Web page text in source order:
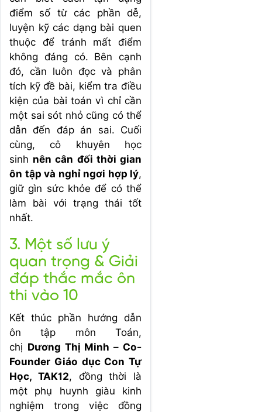
điểm số từ các phần dễ,
luyện kỹ các dạng bài quen
thuộc để tránh mất điểm
không đáng có. Bên cạnh
đó, cần luôn đọc và phân
tích kỹ đề bài, kiểm tra điều
kiện của bài toán vì chỉ cần
một sai sót nhỏ cũng có thể
dẫn đến đáp án sai. Cuối
cùng, cô khuyên học
sinh nên cân đối thời gian
ôn tập và nghỉ ngơi hợp lý,
giữ gìn sức khỏe để có thể
làm bài với trạng thái tốt
nhất.
3. Một số lưu ý
quan trọng & Giải
đáp thắc mắc ôn
thi vào 10
Kết thúc phần hướng dẫn
ôn tập môn Toán,
chị Dương Thị Minh – Co-
Founder Giáo dục Con Tự
Học, TAK12, đồng thời là
một phụ huynh giàu kinh
nghiệm trong việc đồng